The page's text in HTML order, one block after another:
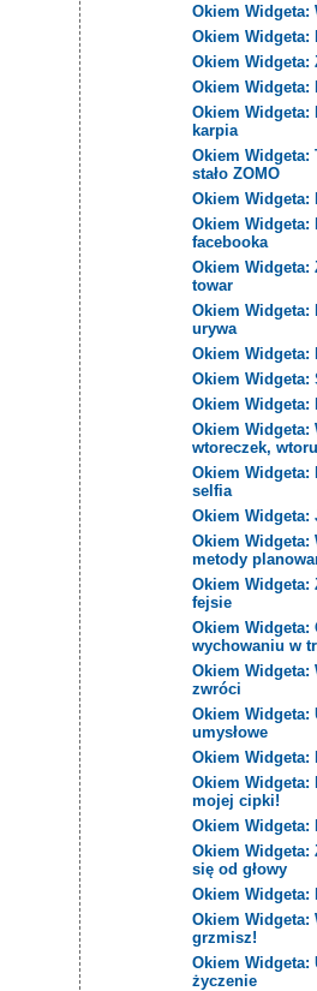
Okiem Widgeta:
Okiem Widgeta:
Okiem Widgeta:
Okiem Widgeta:
Okiem Widgeta:
karpia
Okiem Widgeta:
stało ZOMO
Okiem Widgeta:
Okiem Widgeta:
facebooka
Okiem Widgeta:
towar
Okiem Widgeta:
urywa
Okiem Widgeta:
Okiem Widgeta:
Okiem Widgeta:
Okiem Widgeta:
wtoreczek,
Okiem Widgeta:
selfia
Okiem Widgeta:
Okiem Widgeta:
metody
Okiem Widgeta:
fejsie
Okiem Widgeta:
wychowaniu w
Okiem Widgeta:
zwróci
Okiem Widgeta:
umysłowe
Okiem Widgeta:
Okiem Widgeta:
mojej cipki!
Okiem Widgeta:
Okiem Widgeta:
się od głowy
Okiem Widgeta:
Okiem
grzmisz!
Okiem Widgeta:
życzenie